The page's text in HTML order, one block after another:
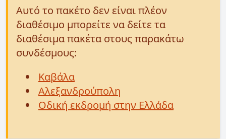
Αυτό το πακέτο δεν είναι πλέον
διαθέσιμο μπορείτε να δείτε τα
διαθέσιμα πακέτα στους παρακάτω
συνδέσμους:
Καβάλα
Αλεξανδρούπολη
Οδική εκδρομή στην Ελλάδα